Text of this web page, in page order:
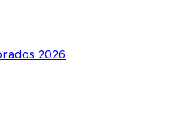
2026